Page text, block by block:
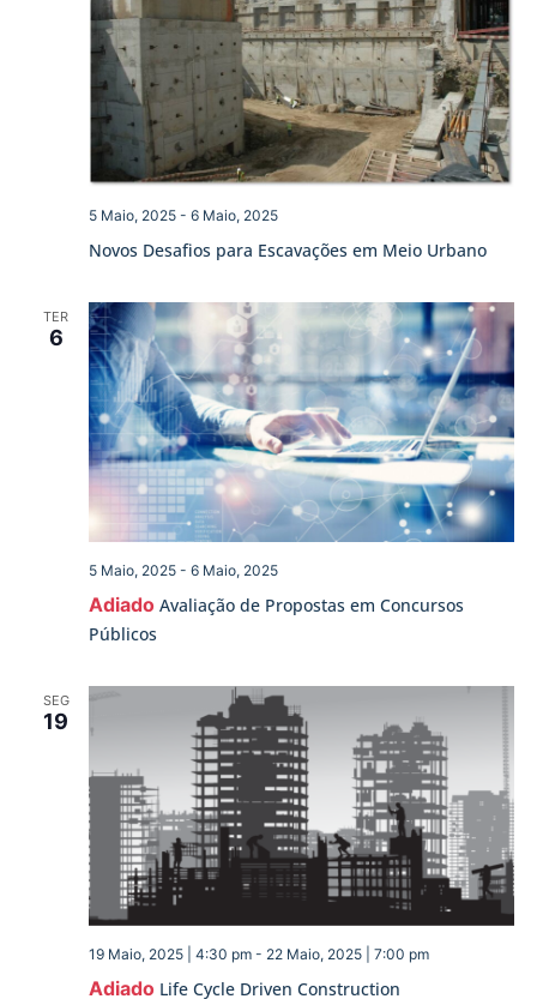
Novos Desafios para Escavações em Meio Urbano
5 Maio, 2025- 6 Maio, 2025
TER
6
Adiado Avaliação de Propostas em Concursos
Públicos
5 Maio, 2025- 6 Maio, 2025
SEG
19
Adiado Life Cycle Driven Construction
19 Maio, 2025 | 4:30 pm- 22 Maio, 2025 | 7:00 pm